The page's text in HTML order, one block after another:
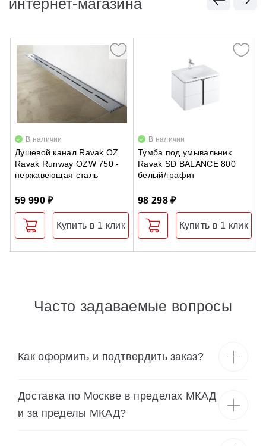
интернет-магазина
В наличии
Душевой канал Ravak OZ
Ravak Runway OZW 750 -
нержавеющая сталь
59 990 ₽
Купить в 1 клик
В наличии
Тумба под умывальник
Ravak SD BALANCE 800
белый/графит
98 298 ₽
Купить в 1 клик
Часто задаваемые вопросы
Как оформить и подтвердить заказ?
Доставка по Москве в пределах МКАД
и за пределы МКАД?